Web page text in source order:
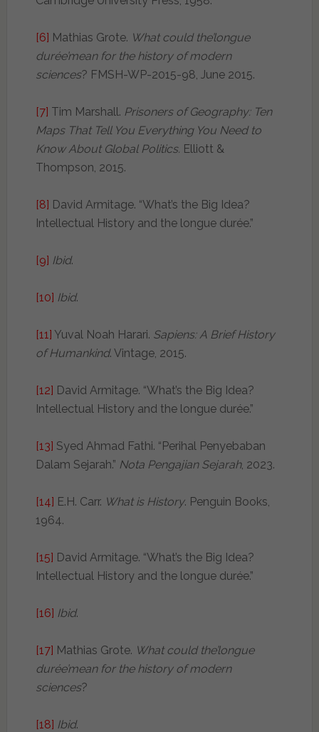
[6] Mathias Grote. What could the’longue
durée’mean for the history of modern
sciences? FMSH-WP-2015-98, June 2015.
[7] Tim Marshall. Prisoners of Geography: Ten
Maps That Tell You Everything You Need to
Know About Global Politics. Elliott &
Thompson, 2015.
[8] David Armitage. “What’s the Big Idea?
Intellectual History and the longue durée.”
[9] Ibid.
[10] Ibid.
[11] Yuval Noah Harari. Sapiens: A Brief History
of Humankind. Vintage, 2015.
[12] David Armitage. “What’s the Big Idea?
Intellectual History and the longue durée.”
[13] Syed Ahmad Fathi. “Perihal Penyebaban
Dalam Sejarah.” Nota Pengajian Sejarah, 2023.
[14] E.H. Carr. What is History. Penguin Books,
1964.
[15] David Armitage. “What’s the Big Idea?
Intellectual History and the longue durée.”
[16] Ibid.
[17] Mathias Grote. What could the’longue
durée’mean for the history of modern
sciences?
[18] Ibid.